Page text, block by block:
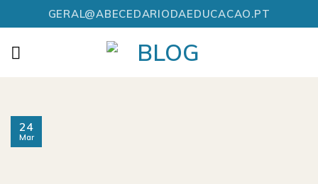
to
content
GERAL@ABECEDARIODAEDUCACAO.PT
24
Mar